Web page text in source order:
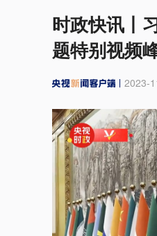
时政快讯丨
题特别视频
2023-